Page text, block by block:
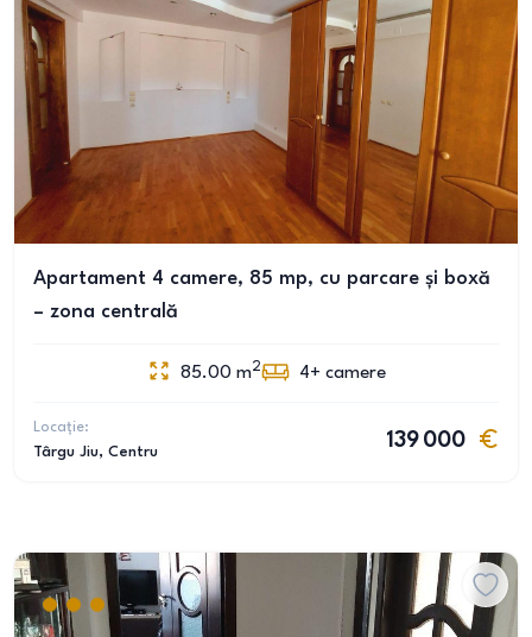
Apartament 4 camere, 85 mp, cu parcare și boxă
– zona centrală
85.00 m2 4+ camere
Locație:
Târgu Jiu, Centru
139 000